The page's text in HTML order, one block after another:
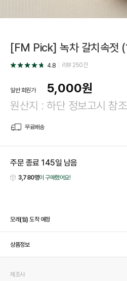
[FM Pick] 녹차 갈치속젓
4.8 리뷰250건
일반 회원가 5,000원
원산지 : 하단 정보고시 참조
무료배송
주문 종료 145일 남음
3,780명이 구매했어요!
모레(월) 도착 예정
상품정보
제조사